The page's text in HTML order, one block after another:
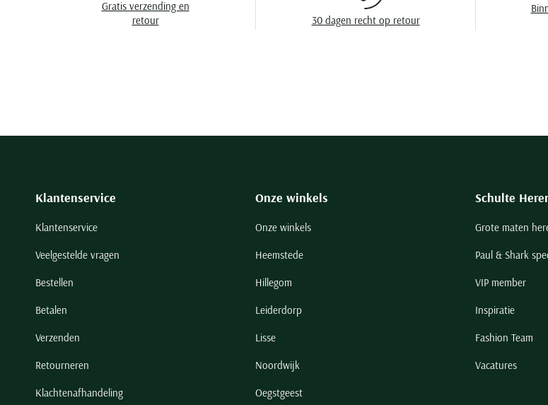
Gratis verzending en
retour
30 dagen recht op retour
Klantenservice
Klantenservice
Veelgestelde vragen
Bestellen
Betalen
Verzenden
Retourneren
Klachtenafhandeling
Onze winkels
Onze winkels
Heemstede
Hillegom
Leiderdorp
Lisse
Noordwijk
Oegstgeest
Schulte
Grote maten
Paul & Shark
VIP member
Inspiratie
Fashion Team
Vacatures